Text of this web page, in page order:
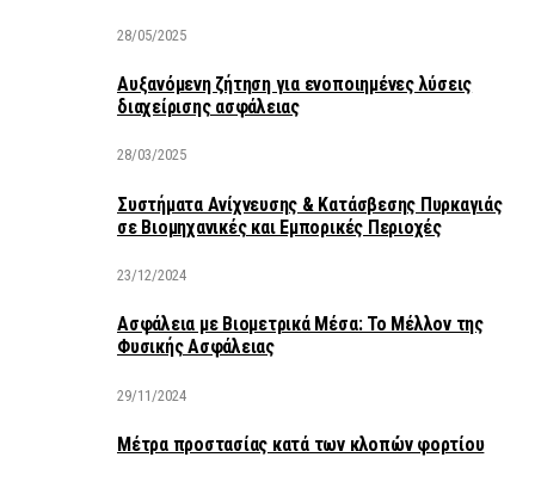
28/05/2025
Αυξανόμενη ζήτηση για ενοποιημένες λύσεις
διαχείρισης ασφάλειας
28/03/2025
Συστήματα Ανίχνευσης & Κατάσβεσης Πυρκαγιάς
σε Βιομηχανικές και Εμπορικές Περιοχές
23/12/2024
Ασφάλεια με Βιομετρικά Μέσα: Το Μέλλον της
Φυσικής Ασφάλειας
29/11/2024
Μέτρα προστασίας κατά των κλοπών φορτίου